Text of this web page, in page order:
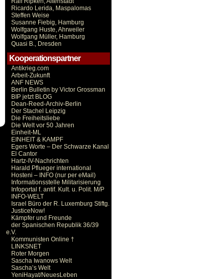
Ricardo Lerida, Maspalomas
Steffen Weise
Susanne Fiebig, Hamburg
Wolfgang Huste, Ahrweiler
Wolfgang Müller, Hamburg
Quasi B., Dresden
Kooperationspartner
Antikrieg.com
Arbeit-Zukunft
ANF NEWS
Berlin Bulletin by Victor Grossman
BIP jetzt BLOG
Dean-Reed-Archiv-Berlin
Der Stachel Leipzig
Die Freiheitsliebe
Die Welt vor 50 Jahren
Einheit-ML
EINHEIT & KAMPF
Egers Worte – Der Schwarze Kanal
El Cantor
Hartz-IV-Nachrichten
Harald Pflueger international
Hosteni – INFO (nur per eMail)
Informationsstelle Militarisierung
Infoportal f. antif. Kult. u. Polit. M/P
INFO-WELT
Israel Büro der R. Luxemburg Stiftg.
JusticeNow!
Kämpfer und Freunde
der Spanischen Republik 36/39
e.V.
Kommunisten Online †
LINKSNET
Roter Morgen
Sascha Iwanows Welt
Sascha’s Welt
YeniHayat/NeuesLeben